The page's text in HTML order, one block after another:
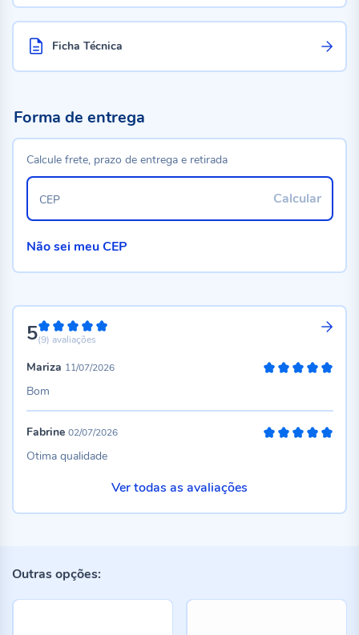
Ficha Técnica
5100%
(9) avaliações
Mariza 11/07/2026
Bom
Fabrine 02/07/2026
Otima qualidade
Ver todas as avaliações
Forma de entrega
Calcule frete, prazo de entrega e retirada
Calcular
CEP
Não sei meu CEP
Outras opções: